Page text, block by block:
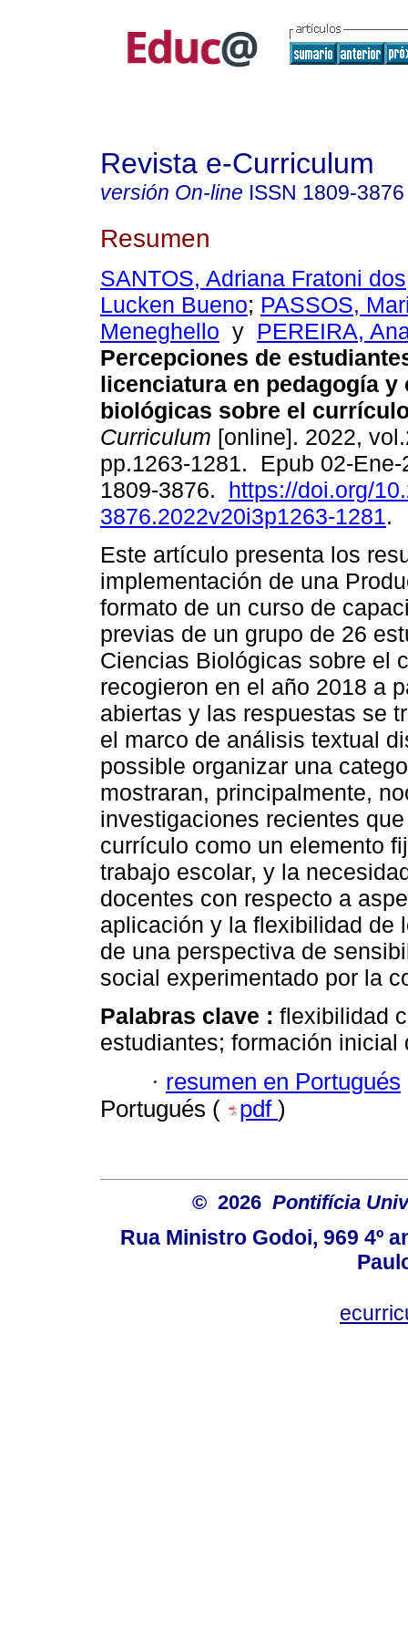
Revista e-Curriculum
versión On-line ISSN 1809-3876
Resumen
SANTOS, Adriana Fratoni dos
Lucken Bueno; PASSOS,
Meneghello y PEREIRA,
Percepciones de
licenciatura en pedagogía y
biológicas sobre el
Curriculum [online]. 2022,
pp.1263-1281. Epub 02-Ene-
1809-3876. https://doi.org/
3876.2022v20i3p1263-1281.
Este artículo presenta los
implementación de una
formato de un curso de
previas de un grupo de 26
Ciencias Biológicas sobre el
recogieron en el año 2018 a
abiertas y las respuestas se
el marco de análisis textual
possible organizar una
mostraran, principalmente,
investigaciones recientes
currículo como un elemento
trabajo escolar, y la
docentes con respecto a
aplicación y la flexibilidad de
de una perspectiva de
social experimentado por la
Palabras clave : flexibilidad
estudiantes; formación inicial
· resumen en Portugués
Portugués (
pdf )
© 2026 Pontifícia
Rua Ministro Godoi, 969 4º